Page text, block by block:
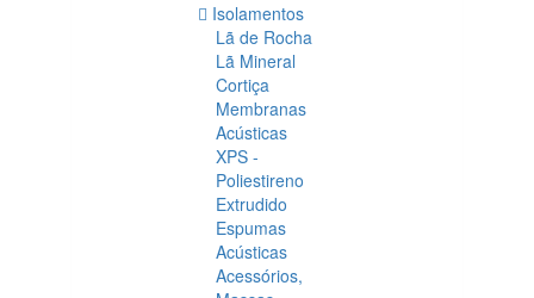
Isolamentos
Lã de Rocha
Lã Mineral
Cortiça
Membranas
Acústicas
XPS -
Poliestireno
Extrudido
Espumas
Acústicas
Acessórios,